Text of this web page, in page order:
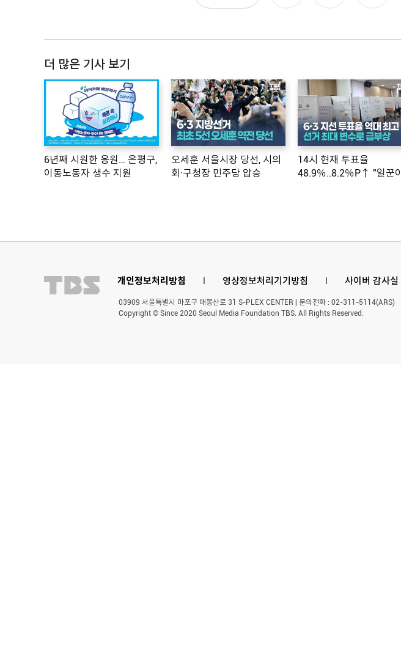
더 많은 기사 보기
6년째 시원한 응원… 은평구,
이동노동자 생수 지원
오세훈 서울시장 당선, 시의
회·구청장 민주당 압승
14시 현재 투표율
48.9％..8.2％P↑ "일꾼이
개인정보처리방침 l 영상정보처리기기방침 l 사이버 감사실
03909 서울특별시 마포구 매봉산로 31 S-PLEX CENTER | 문의전화 : 02-311-5114(ARS)
Copyright © Since 2020 Seoul Media Foundation TBS. All Rights Reserved.